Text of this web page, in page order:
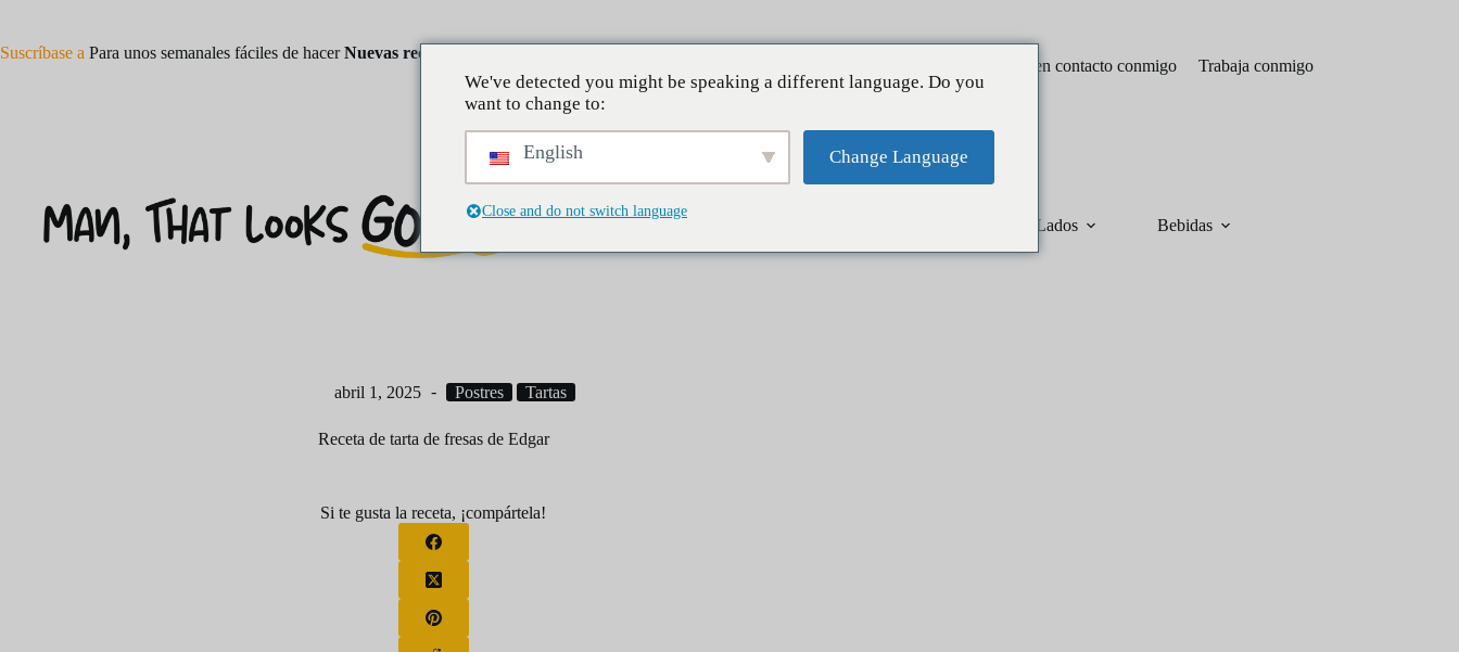
contenido
Suscríbase a Para unos semanales fáciles de hacerNuevas recetas
Póngase en contacto conmigo Trabaja conmigo
Lados Bebidas
abril 1, 2025 Postres Tartas
Receta de tarta de fresas de Edgar
Si te gusta la receta, ¡compártela!
We've detected you might be speaking a different language. Do you
want to change to:
English Change Language
Close and do not switch language